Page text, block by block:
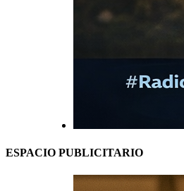
ESPACIO PUBLICITARIO